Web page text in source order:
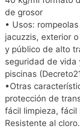
de grosor
• Usos:
jacuzzis, exterior
y público de alto
seguridad de vida
piscinas
•Otras
protección de
fácil limpieza,
Resistente al cloro.